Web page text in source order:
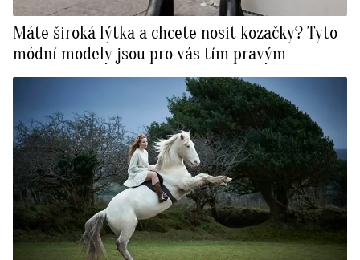
Máte široká lýtka a chcete nosit kozačky? Tyto
módní modely jsou pro vás tím pravým